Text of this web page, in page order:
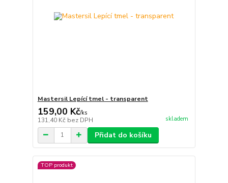
Mastersil Lepící tmel - transparent
159,00 Kč/ks
131,40 Kč bez DPH skladem
Přidat do košíku
TOP produkt